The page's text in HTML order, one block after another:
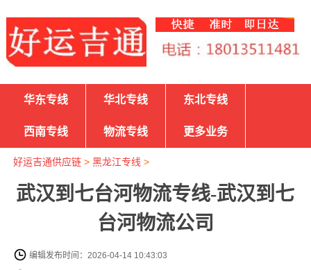
华东专线 华北专线 东北专线
西南专线 物流专线 更多业务
好运吉通供应链> 黑龙江专线 >
武汉到七台河物流专线-武汉到七
台河物流公司
编辑发布时间：2026-04-14 10:43:03